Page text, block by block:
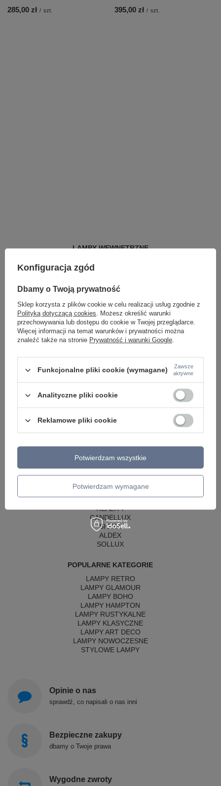
285,00 zł / szt. 395,00 zł / szt.
LAMPY WEWNĘTRZNE
ŻYRANDOLE
ŻYRANDOLE KRYSZTAŁOWE
LAMPY WISZĄCE - OKRĘGI
KINKIETY DO SYPIALNI
LAMPY SUFITOWE OKRĄGŁE
LAMPY WISZĄCE
SŁUPKI OGRODOWE
LAMPY OGRODOWE - WISZĄCE
LAMPY WISZĄCE - ZEWNĘTRZNE
LAMPY OGRODOWE - SUFITOWE
GIRLANDY OGRODOWE
PRODUCENCI
MAYTONI
ARGON
REALITY
CANDELLUX
SIGMA
ALDEX
SOLLUX
POPULARNE KATEGORIE
LAMPY RETRO
LAMPY GLAMOUR
LAMPY BOHO
LAMPY HAMPTON
LAMPY RUSTYKALNE
LAMPY KLASYCZNE
LAMPY ART DECO
LAMPY NOWOCZESNE
STYLOWE LAMPY
Opinie o nas
sprawdź, co napisali o nas inni
Bezpieczne zakupy
dbamy o Twoje prawa
Wygodne zwroty
Konfiguracja zgód
Dbamy o Twoją prywatność
Sklep korzysta z plików cookie w celu realizacji usług zgodnie z
Polityką dotyczącą cookies. Możesz określić warunki
przechowywania lub dostępu do cookie w Twojej przeglądarce.
Więcej informacji na temat warunków i prywatności można
znaleźć także na stronie Prywatność i warunki Google.
Funkcjonalne pliki cookie (wymagane)
Zawsze
aktywne
Analityczne pliki cookie
Reklamowe pliki cookie
Potwierdzam wymagane
Potwierdzam wszystkie